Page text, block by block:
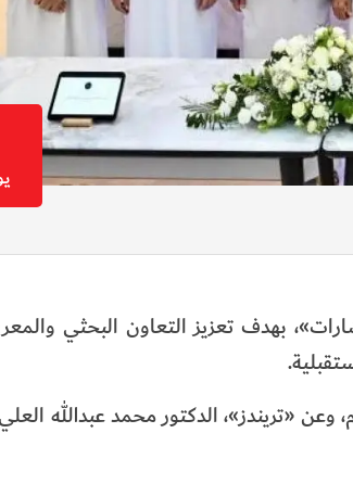
بهدف تعزيز التعاون البحثي
«تريندز»، الدكتور محمد عبدالله